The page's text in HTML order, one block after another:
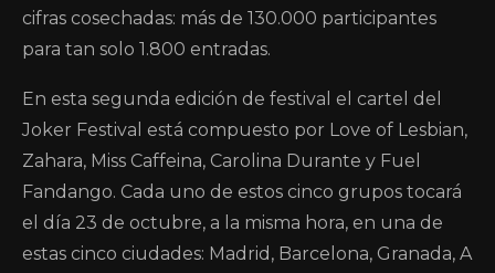
cifras cosechadas: más de 130.000 participantes
para tan solo 1.800 entradas.
En esta segunda edición de festival el cartel del
Joker Festival está compuesto por Love of Lesbian,
Zahara, Miss Caffeina, Carolina Durante y Fuel
Fandango. Cada uno de estos cinco grupos tocará
el día 23 de octubre, a la misma hora, en una de
estas cinco ciudades: Madrid, Barcelona, Granada, A